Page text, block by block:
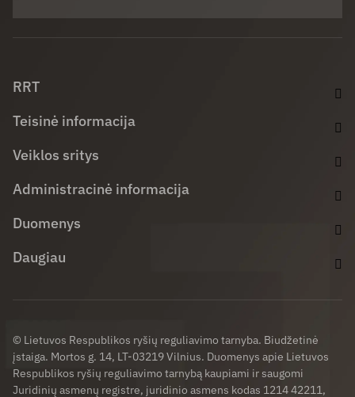
RRT
Teisinė informacija
Veiklos sritys
Administracinė informacija
Duomenys
Daugiau
© Lietuvos Respublikos ryšių reguliavimo tarnyba. Biudžetinė
įstaiga. Mortos g. 14, LT-03219 Vilnius. Duomenys apie Lietuvos
Respublikos ryšių reguliavimo tarnybą kaupiami ir saugomi
Juridinių asmenų registre, juridinio asmens kodas 1214 42211,